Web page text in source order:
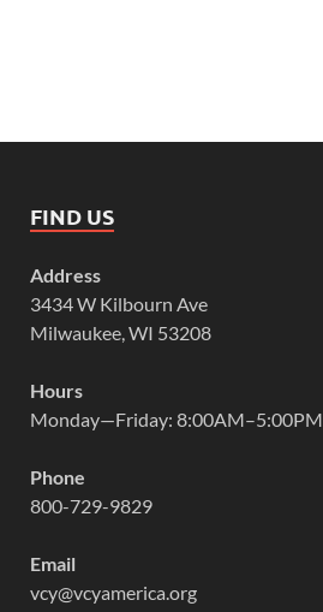
FIND US
Address
3434 W Kilbourn Ave
Milwaukee, WI 53208
Hours
Monday—Friday: 8:00AM–5:00PM
Phone
800-729-9829
Email
vcy@vcyamerica.org